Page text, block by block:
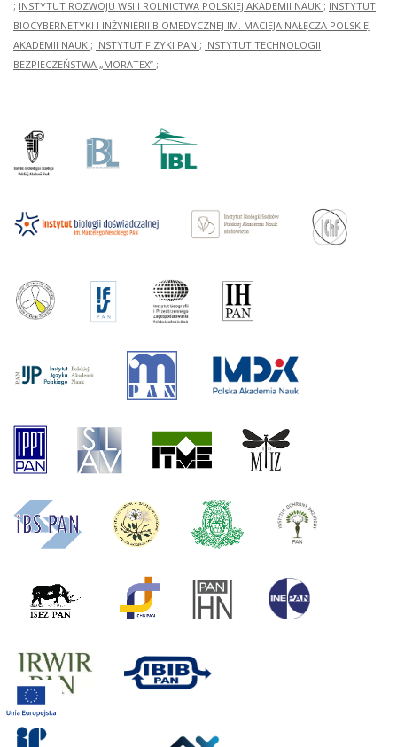
; INSTYTUT ROZWOJU WSI I ROLNICTWA POLSKIEJ AKADEMII NAUK ; INSTYTUT
BIOCYBERNETYKI I INŻYNIERII BIOMEDYCZNEJ IM. MACIEJA NAŁĘCZA POLSKIEJ
AKADEMII NAUK ; INSTYTUT FIZYKI PAN ; INSTYTUT TECHNOLOGII
BEZPIECZEŃSTWA „MORATEX” ;